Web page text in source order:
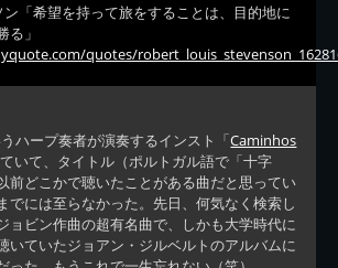
ン「希望を持って旅をすることは、目的地に
る」
quotes/
ハープ奏者が演奏するインスト「Caminhos
いて、タイトル（ポルトガル語で「十字
前どこかで聴いたことがある曲だと思ってい
でには至らなかった。先日、何気なく検索し
ョビン作曲の超有名曲で、しかも大学時代に
いていたジョアン・ジルベルトのアルバムに